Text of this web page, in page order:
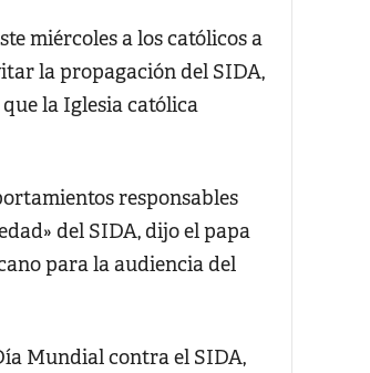
miércoles a los católicos a
la propagación del SIDA,
la Iglesia católica
responsables
del SIDA, dijo el papa
para la audiencia del
Mundial contra el SIDA,